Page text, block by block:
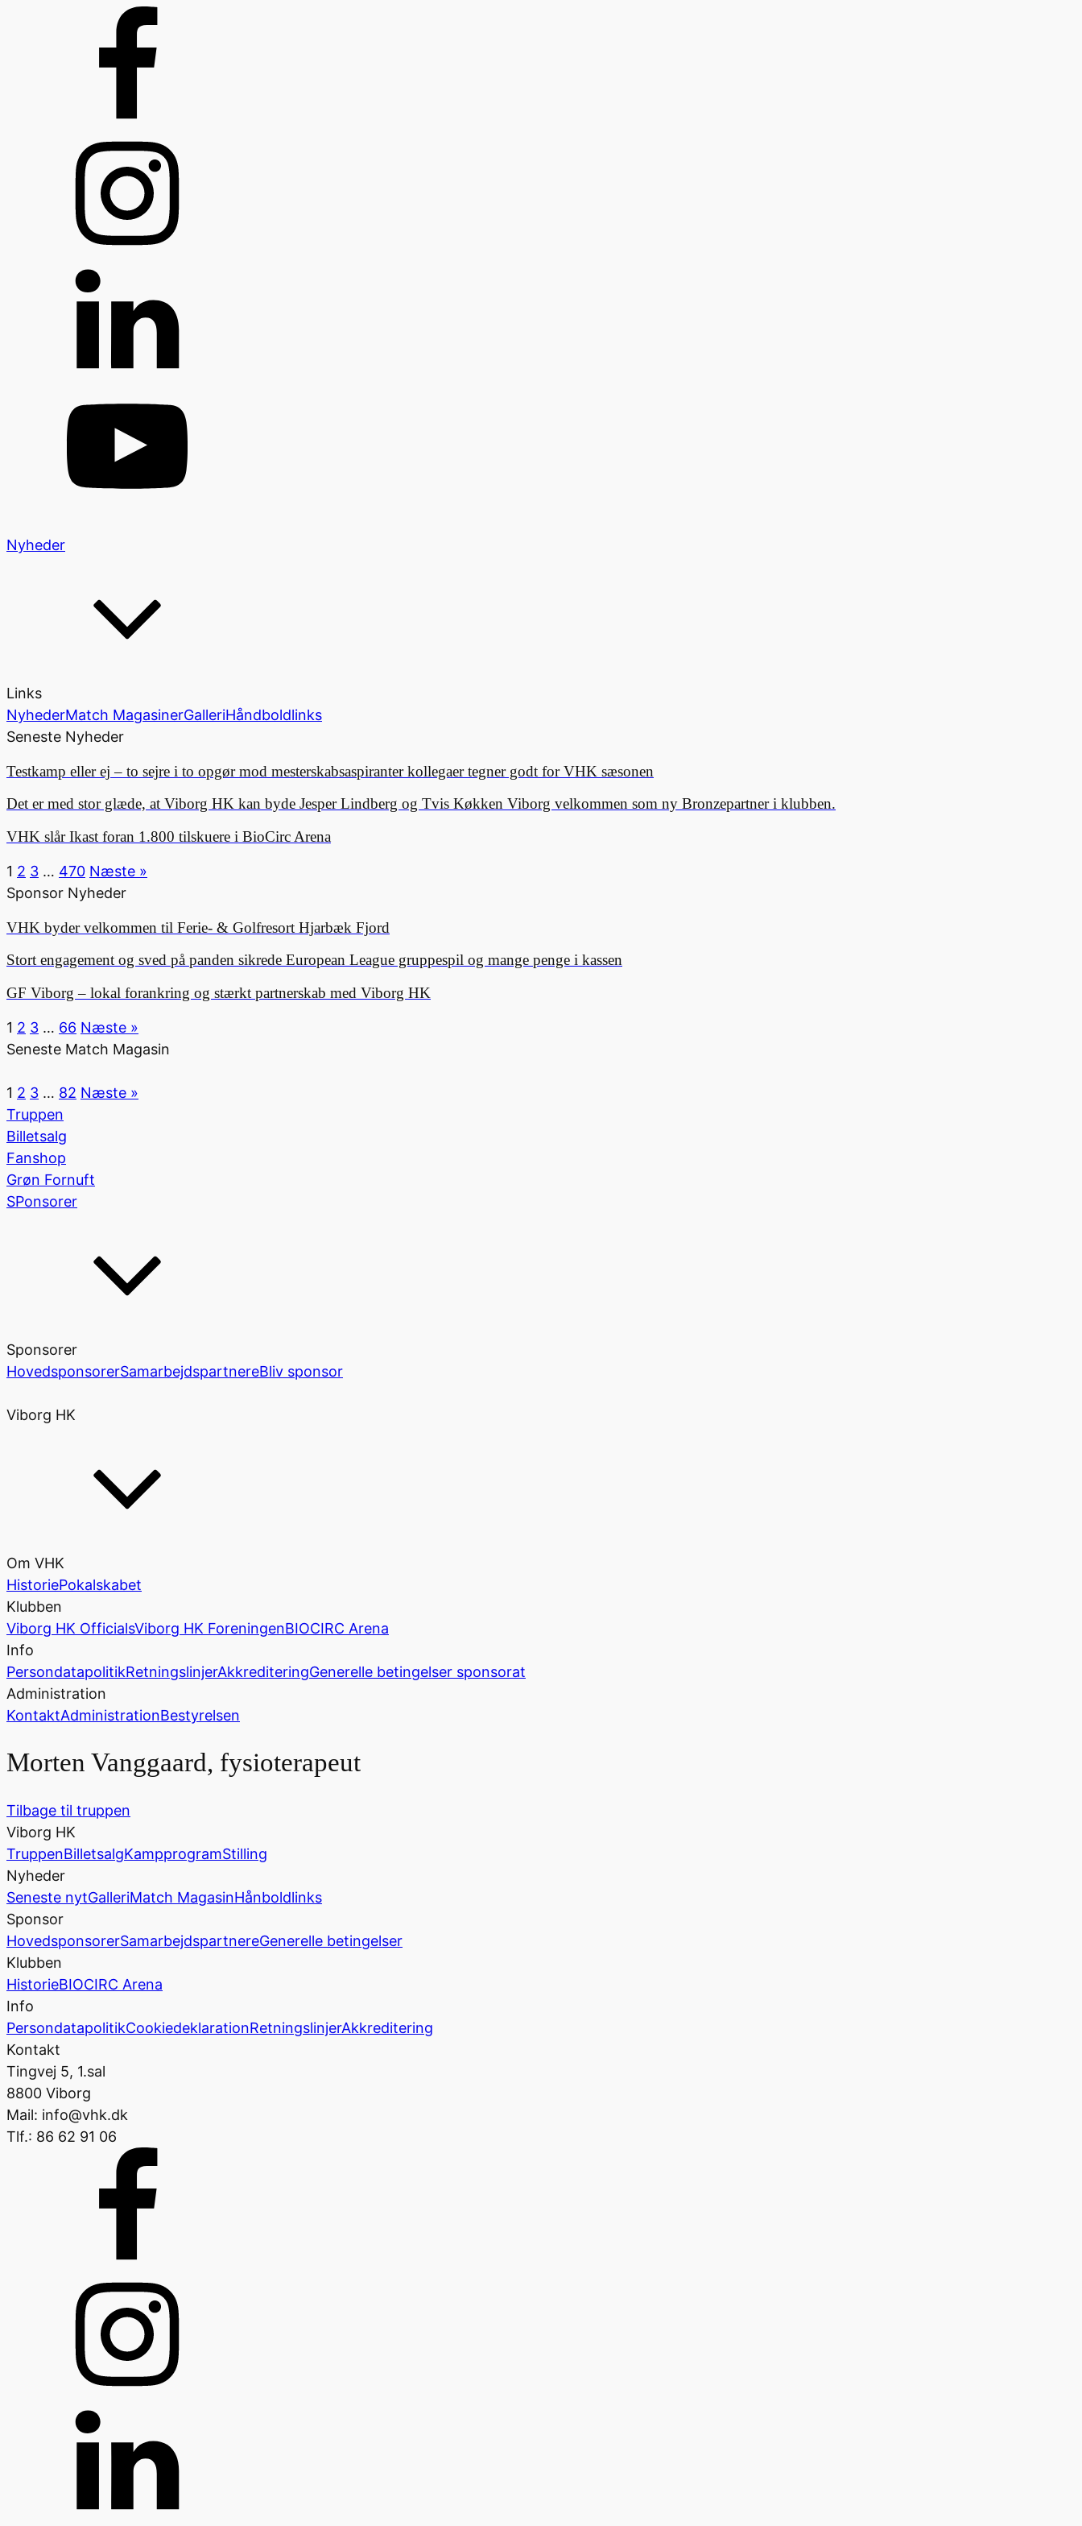
Nyheder
Links
NyhederMatch MagasinerGalleriHåndboldlinks
Seneste Nyheder
Testkamp eller ej – to sejre i to opgør mod mesterskabsaspiranter kollegaer tegner godt for VHK sæsonen
Det er med stor glæde, at Viborg HK kan byde Jesper Lindberg og Tvis Køkken Viborg velkommen som ny Bronzepartner i klubben.
VHK slår Ikast foran 1.800 tilskuere i BioCirc Arena
1 2 3 … 470 Næste »
Sponsor Nyheder
VHK byder velkommen til Ferie- & Golfresort Hjarbæk Fjord
Stort engagement og sved på panden sikrede European League gruppespil og mange penge i kassen
GF Viborg – lokal forankring og stærkt partnerskab med Viborg HK
1 2 3 … 66 Næste »
Seneste Match Magasin
1 2 3 … 82 Næste »
Truppen
Billetsalg
Fanshop
Grøn Fornuft
SPonsorer
Sponsorer
HovedsponsorerSamarbejdspartnereBliv sponsor
Viborg HK
Om VHK
HistoriePokalskabet
Klubben
Viborg HK OfficialsViborg HK ForeningenBIOCIRC Arena
Info
PersondatapolitikRetningslinjerAkkrediteringGenerelle betingelser sponsorat
Administration
KontaktAdministrationBestyrelsen
Morten Vanggaard, fysioterapeut
Tilbage til truppen
Viborg HK
TruppenBilletsalgKampprogramStilling
Nyheder
Seneste nytGalleriMatch MagasinHånboldlinks
Sponsor
HovedsponsorerSamarbejdspartnereGenerelle betingelser
Klubben
HistorieBIOCIRC Arena
Info
PersondatapolitikCookiedeklarationRetningslinjerAkkreditering
Kontakt
Tingvej 5, 1.sal
8800 Viborg
Mail: info@vhk.dk
Tlf.: 86 62 91 06